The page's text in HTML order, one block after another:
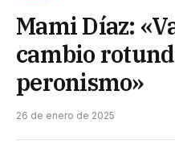
Mami Díaz:
cambio
peronismo»
26 de enero de 2025